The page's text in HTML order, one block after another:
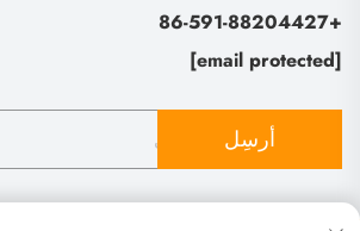
+86-591-88204427
[email protected]
أرسِل